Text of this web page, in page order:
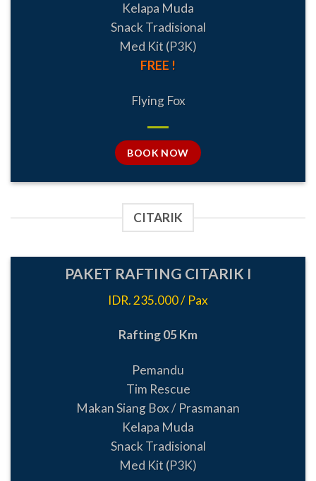
Kelapa Muda
Snack Tradisional
Med Kit (P3K)
FREE !
Flying Fox
BOOK NOW
CITARIK
PAKET RAFTING CITARIK I
IDR. 235.000 / Pax
Rafting 05 Km
Pemandu
Tim Rescue
Makan Siang Box / Prasmanan
Kelapa Muda
Snack Tradisional
Med Kit (P3K)